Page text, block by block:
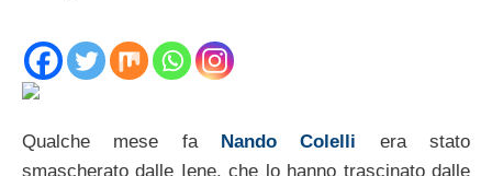
Qualche mese fa Nando Colelli era stato
smascherato dalle Iene, che lo hanno trascinato dalle